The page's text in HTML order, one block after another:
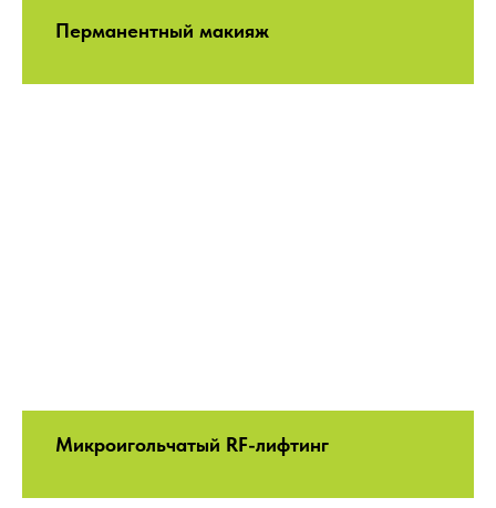
Перманентный макияж
Микроигольчатый RF-лифтинг